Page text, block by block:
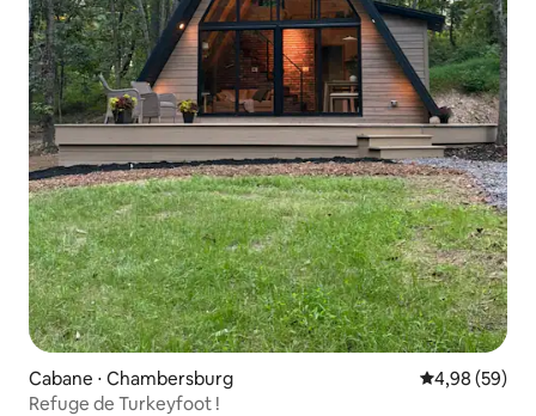
Cabane ⋅ Chambersburg Évaluation
4,98 (59)
Refuge de Turkeyfoot !